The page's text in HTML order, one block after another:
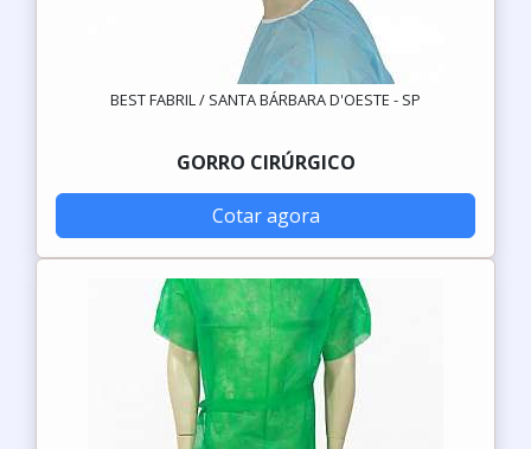
BEST FABRIL / SANTA BÁRBARA D'OESTE - SP
GORRO CIRÚRGICO
Cotar agora